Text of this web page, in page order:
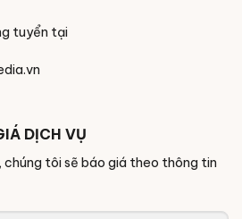
tuyển tại
DỊCH VỤ
chúng tôi sẽ báo giá theo thông tin